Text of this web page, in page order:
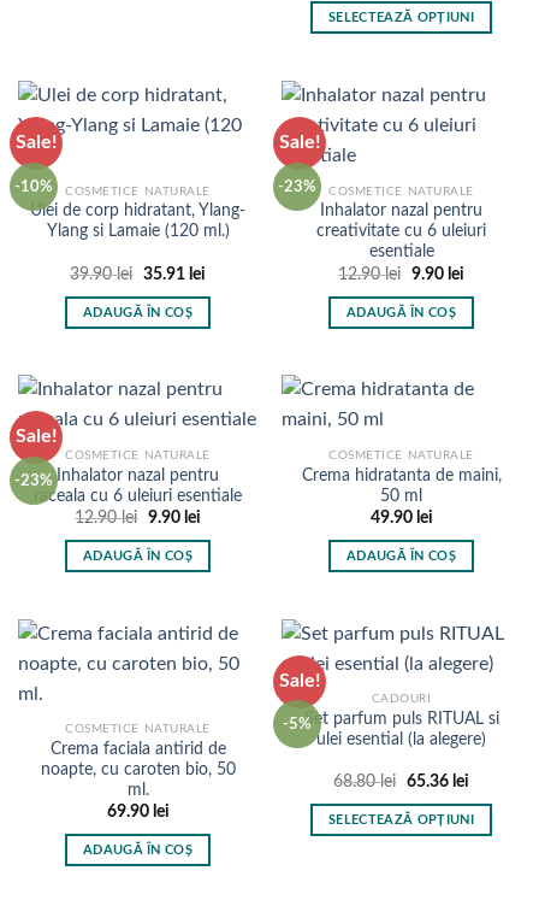
prețuri:
11.90 lei
SELECTEAZĂ OPȚIUNI
are
mai
Opțiunile
fi
alese
în
pagina
Sale!
-10% COSMETICE NATURALE
Ulei de corp hidratant, Ylang-
Ylang si Lamaie (120 ml.)
39.90lei
Prețul
a
fost:
35.91 leiPrețul
este:
ADAUGĂ ÎN COȘ
Sale!
-23% COSMETICE NATURALE
Inhalator nazal pentru
creativitate cu 6 uleiuri
esentiale
12.90lei
Prețul
a
fost:
9.90 leiPrețul
este:
ADAUGĂ ÎN COȘ
Sale!
-23%
COSMETICE NATURALE
Inhalator nazal pentru
raceala cu 6 uleiuri esentiale
12.90lei
Prețul
a
fost:
9.90 leiPrețul
ADAUGĂ ÎN COȘ
COSMETICE NATURALE
Crema hidratanta de maini,
50 ml
49.90 lei
ADAUGĂ ÎN COȘ
COSMETICE NATURALE
Crema faciala antirid de
noapte, cu caroten bio, 50
ml.
69.90 lei
ADAUGĂ ÎN COȘ
Sale!
-5%
CADOURI
Set parfum puls RITUAL si
ulei esential (la alegere)
68.80lei
Prețul
a
fost:
65.36 leiPrețul
este:
65.36 lei.
SELECTEAZĂ OPȚIUNI